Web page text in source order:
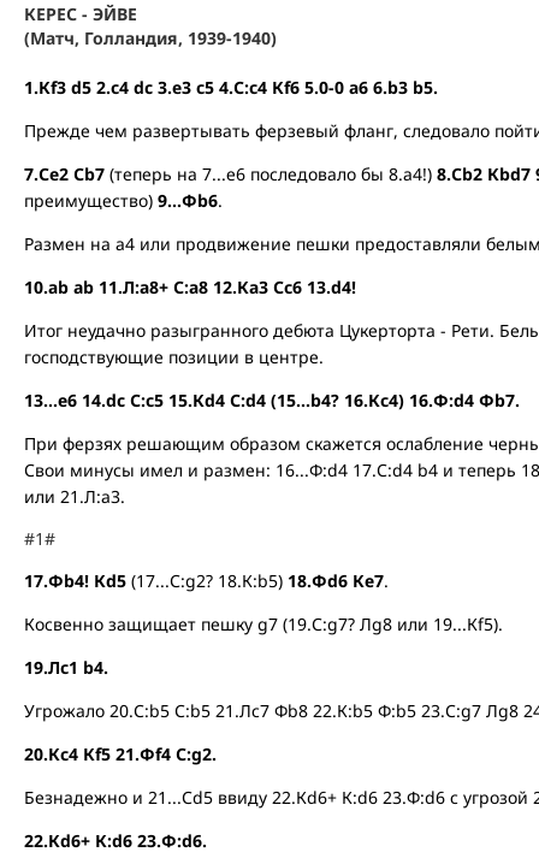
КЕРЕС - ЭЙВЕ
(Матч, Голландия, 1939-1940)
1.Кf3 d5 2.с4 dc 3.е3 с5 4.С:с4 Кf6 5.0-0 а6 6.b3 b5.
Прежде чем развертывать ферзевый фланг, следовало
7.Се2 Сb7 (теперь на 7...е6 последовало бы 8.а4!) 8.Сb2 Кbd7
преимущество) 9...Фb6.
Размен на а4 или продвижение пешки предоставляли
10.аb ab 11.Л:а8+ С:а8 12.Ка3 Сс6 13.d4!
Итог неудачно разыгранного дебюта Цукерторта - Рети.
господствующие позиции в центре.
13...е6 14.dc С:с5 15.Кd4 С:d4 (15...b4? 16.Кс4) 16.Ф:d4 Фb7.
При ферзях решающим образом скажется ослабление
Свои минусы имел и размен: 16...Ф:d4 17.С:d4 b4 и теперь
или 21.Л:а3.
#1#
17.Фb4! Кd5 (17...С:g2? 18.К:b5) 18.Фd6 Ке7.
Косвенно защищает пешку g7 (19.С:g7? Лg8 или 19...Кf5).
19.Лс1 b4.
Угрожало 20.С:b5 С:b5 21.Лс7 Фb8 22.К:b5 Ф:b5 23.С:g7 Лg8
20.Кс4 Кf5 21.Фf4 С:g2.
Безнадежно и 21...Сd5 ввиду 22.Кd6+ К:d6 23.Ф:d6 с угрозой
22.Кd6+ К:d6 23.Ф:d6.